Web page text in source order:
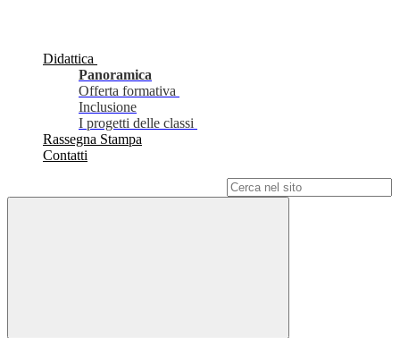
Didattica
Panoramica
Offerta formativa
Inclusione
I progetti delle classi
Rassegna Stampa
Contatti